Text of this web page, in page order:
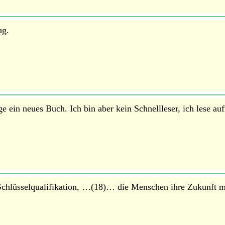
neues Buch. Ich bin aber kein Schnellleser, ich lese
…(18)… die Menschen ihre Zukunft